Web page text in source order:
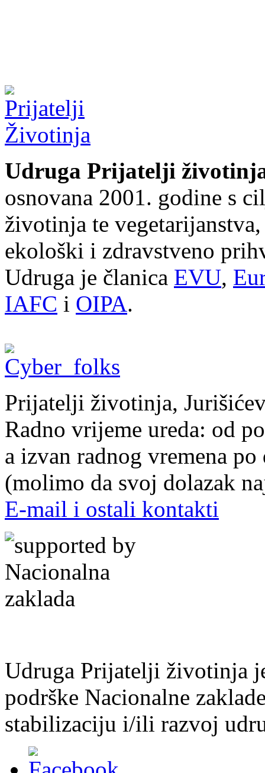
Udruga Prijatelji
osnovana 2001. godine s
životinja te
ekološki i zdravstveno
Udruga je članica EVU,
IAFC i OIPA.
Prijatelji životinja,
Radno vrijeme ureda: od
a izvan radnog vremena
(molimo da svoj dolazak
E-mail i ostali kontakti
Udruga Prijatelji životinja
podrške Nacionalne
stabilizaciju i/ili razvoj